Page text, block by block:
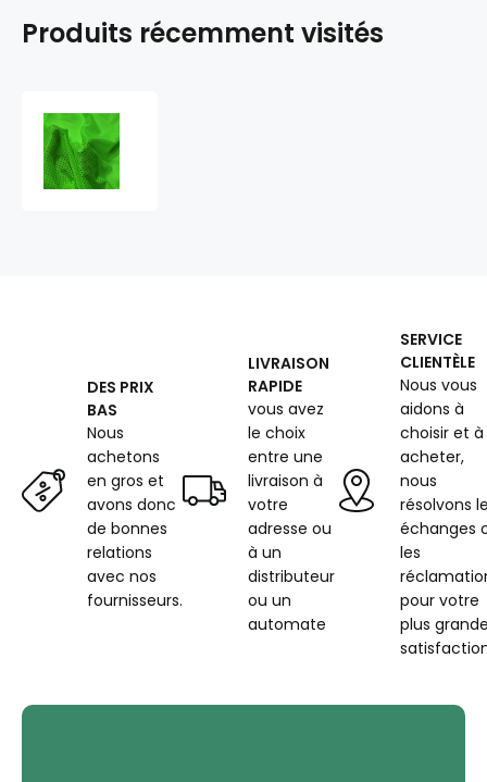
Produits récemment visités
60
150
cm
DES PRIX
BAS
Nous
achetons
en gros et
avons donc
de bonnes
relations
avec nos
fournisseurs.
LIVRAISON
RAPIDE
vous avez
le choix
entre une
livraison à
votre
adresse ou
à un
distributeur
ou un
automate
SERVICE
CLIENTÈLE
Nous vous
aidons à
choisir et à
acheter,
nous
résolvons
échanges
les
pour votre
plus